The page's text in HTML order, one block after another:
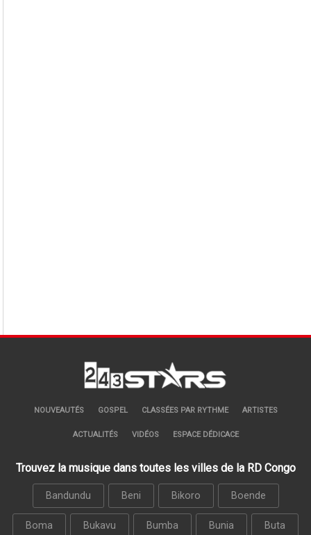
NOUVEAUTÉS GOSPEL CLASSÉES PAR RYTHME ARTISTES
ACTUALITÉS VIDÉOS ESPACE DÉDICACE
Trouvez la musique dans toutes les villes de la RD Congo
Bandundu Beni Bikoro Boende
Boma Bukavu Bumba Bunia Buta